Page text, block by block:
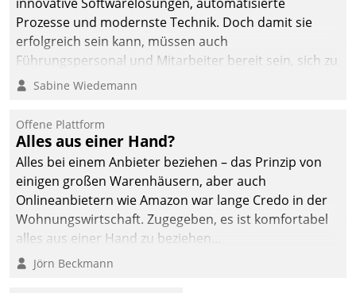
sich dabei für den Betrieb
der Lösung über die SAP
Cloud Platform
entschieden - als erstes
Unternehmen am
Prozesse und modernste Technik. Doch damit sie
erfolgreich sein kann, müssen auch
Führungspersonal und Mitarbeiter bereit sein, sich zu
verändern und anzupassen, sonst werden sie an ihr
Sabine Wiedemann
Offene Plattform
Alles aus einer Hand?
Alles bei einem Anbieter beziehen – das Prinzip von
einigen großen Warenhäusern, aber auch
Onlineanbietern wie Amazon war lange Credo in der
Wohnungswirtschaft. Zugegeben, es ist komfortabel
alles aus einer Hand zu beziehen...
Jörn Beckmann